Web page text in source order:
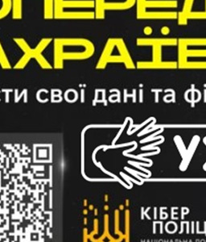
мову
мову
жестових мов різних країн
мова для поліцейських"
жестовою мовою
УТОГ